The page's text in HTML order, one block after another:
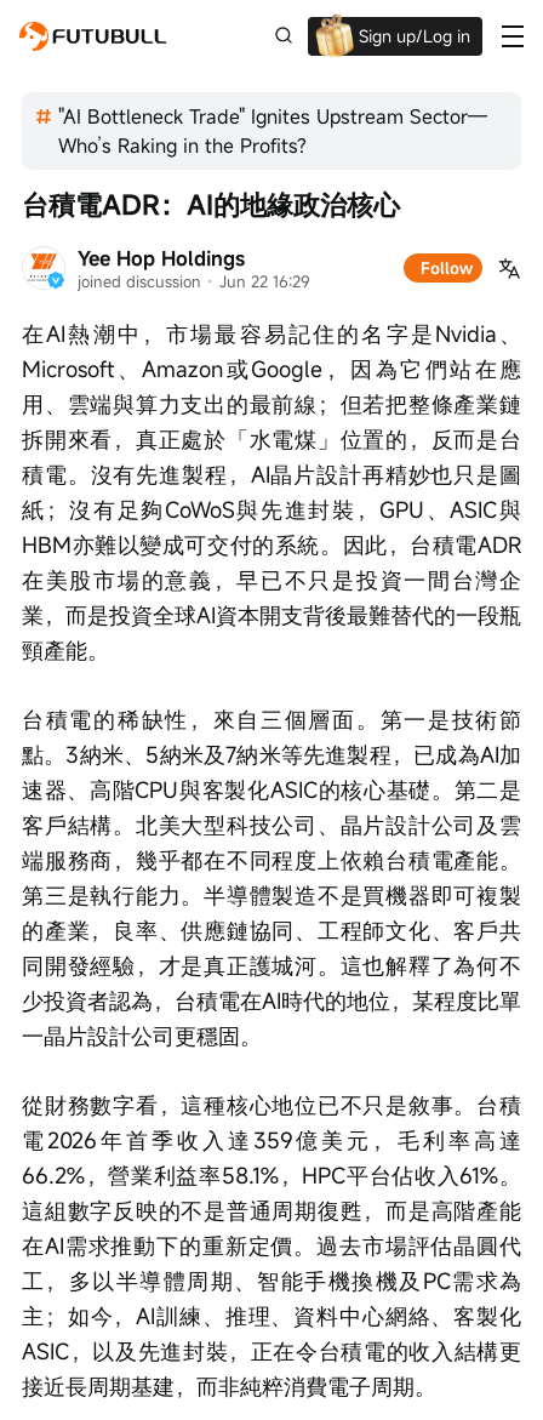
Sign up/Log in
Up to $1,600 Welcome Rewards!
"AI Bottleneck Trade" Ignites Upstream Sector—
Who’s Raking in the Profits?
Yee Hop Holdings
joined discussion · Jun 22 16:29
Follow
台積電ADR：AI的地緣政治核心
在AI熱潮中，市場最容易記住的名字是Nvidia、
Microsoft、Amazon或Google，因為它們站在應
用、雲端與算力支出的最前線；但若把整條產業鏈
拆開來看，真正處於「水電煤」位置的，反而是台
積電。沒有先進製程，AI晶片設計再精妙也只是圖
紙；沒有足夠CoWoS與先進封裝，GPU、ASIC與
HBM亦難以變成可交付的系統。因此，台積電ADR
在美股市場的意義，早已不只是投資一間台灣企
業，而是投資全球AI資本開支背後最難替代的一段瓶
頸產能。
台積電的稀缺性，來自三個層面。第一是技術節
點。3納米、5納米及7納米等先進製程，已成為AI加
速器、高階CPU與客製化ASIC的核心基礎。第二是
客戶結構。北美大型科技公司、晶片設計公司及雲
端服務商，幾乎都在不同程度上依賴台積電產能。
第三是執行能力。半導體製造不是買機器即可複製
的產業，良率、供應鏈協同、工程師文化、客戶共
同開發經驗，才是真正護城河。這也解釋了為何不
少投資者認為，台積電在AI時代的地位，某程度比單
一晶片設計公司更穩固。
從財務數字看，這種核心地位已不只是敘事。台積
電2026年首季收入達359億美元，毛利率高達
66.2%，營業利益率58.1%，HPC平台佔收入61%。
這組數字反映的不是普通周期復甦，而是高階產能
在AI需求推動下的重新定價。過去市場評估晶圓代
工，多以半導體周期、智能手機換機及PC需求為
主；如今，AI訓練、推理、資料中心網絡、客製化
ASIC，以及先進封裝，正在令台積電的收入結構更
接近長周期基建，而非純粹消費電子周期。